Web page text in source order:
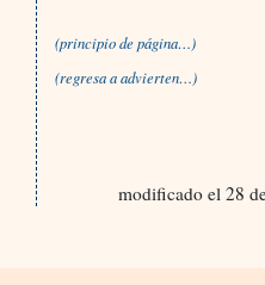
(principio de página…)
(regresa a advierten…)
modificado el 28